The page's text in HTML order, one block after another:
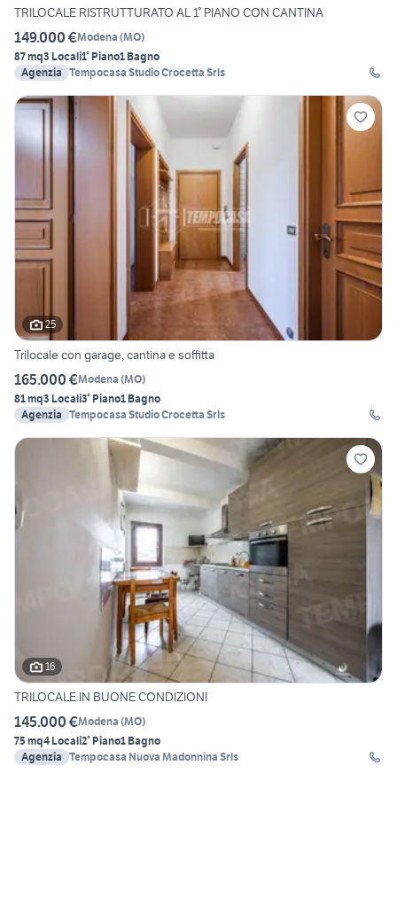
TRILOCALE RISTRUTTURATO AL 1° PIANO CON CANTINA
149.000 €Modena (MO)
87 mq3 Locali1° Piano1 Bagno
Agenzia Tempocasa Studio Crocetta Srls
25
Trilocale con garage, cantina e soffitta
165.000 €Modena (MO)
81 mq3 Locali3° Piano1 Bagno
Agenzia Tempocasa Studio Crocetta Srls
16
TRILOCALE IN BUONE CONDIZIONI
145.000 €Modena (MO)
75 mq4 Locali2° Piano1 Bagno
Agenzia Tempocasa Nuova Madonnina Srls